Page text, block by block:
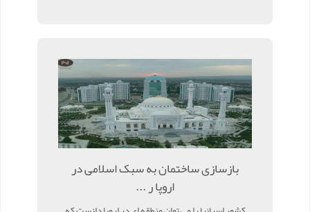
بازسازی ساختمان به سبک اسلامی در
اروپا ر ...